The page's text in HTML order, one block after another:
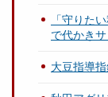
「守りた
で代かき
大豆指導